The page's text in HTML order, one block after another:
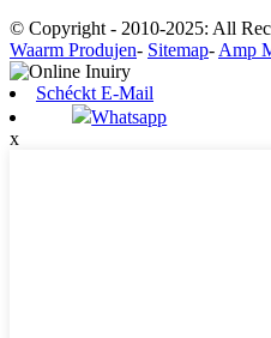
© Copyright - 2010-2025: All
Waarm Produjen- Sitemap- Amp
Schéckt E-Mail
Whatsapp
x